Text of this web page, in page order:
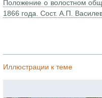
Положение о волостном
1866 года. Сост. А.П.
Иллюстрации к теме